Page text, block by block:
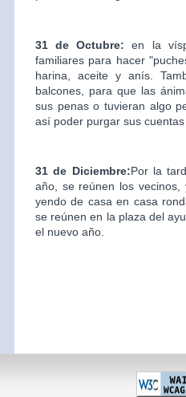
31 de Octubre:en la
familiares para hacer
harina, aceite y anís.
balcones, para que las
sus penas o tuvieran algo
así poder purgar sus
31 de Diciembre:Por la
año, se reúnen los
yendo de casa en casa
se reúnen en la plaza del
el nuevo año.